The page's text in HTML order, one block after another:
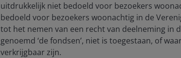
uitdrukkelijk niet bedoeld voor bezoekers
bedoeld voor bezoekers woonachtig in de
tot het nemen van een recht van deelneming in
genoemd ‘de fondsen’, niet is toegestaan, of
verkrijgbaar zijn.